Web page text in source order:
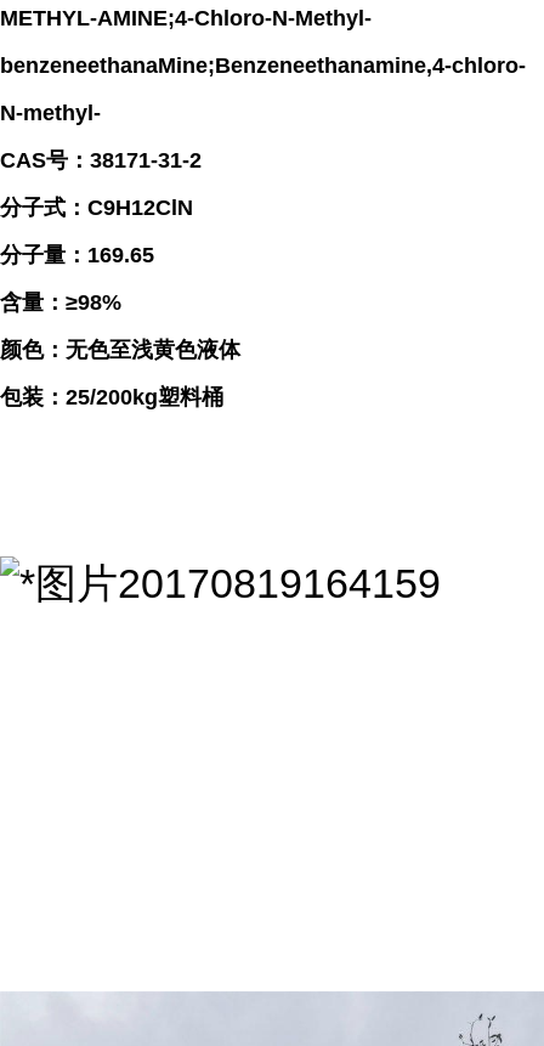
METHYL-AMINE;4-Chloro-N-Methyl-
benzeneethanaMine;Benzeneethanamine,4-chloro-
N-methyl-
CAS号：38171-31-2
分子式：C9H12ClN
分子量：169.65
含量：≥98%
颜色：无色至浅黄色液体
包装：25/200kg塑料桶